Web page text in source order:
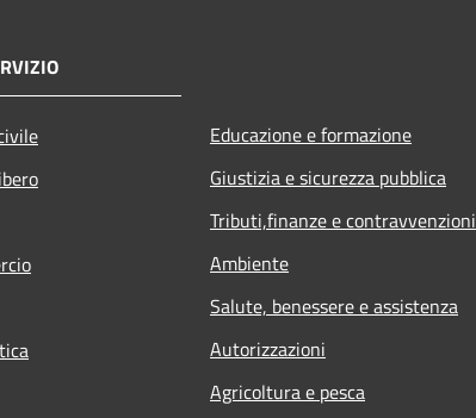
Educazione e formazione
Giustizia e sicurezza pubblica
Tributi,finanze e contravvenzioni
Ambiente
Salute, benessere e assistenza
Autorizzazioni
Agricoltura e pesca